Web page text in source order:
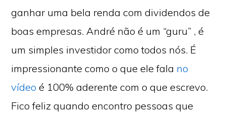
ganhar uma bela renda com dividendos de
boas empresas. André não é um “guru” , é
um simples investidor como todos nós. É
impressionante como o que ele fala no
vídeo é 100% aderente com o que escrevo.
Fico feliz quando encontro pessoas que